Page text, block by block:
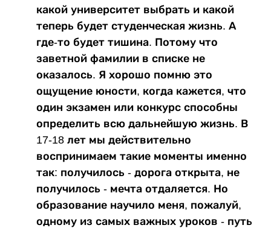
какой университет выбрать и какой
теперь будет студенческая жизнь. А
где-то будет тишина. Потому что
заветной фамилии в списке не
оказалось. Я хорошо помню это
ощущение юности, когда кажется, что
один экзамен или конкурс способны
определить всю дальнейшую жизнь. В
17-18 лет мы действительно
воспринимаем такие моменты именно
так: получилось - дорога открыта, не
получилось - мечта отдаляется. Но
образование научило меня, пожалуй,
одному из самых важных уроков - путь